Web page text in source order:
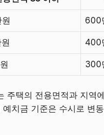
600
400
300
주택의 전용면적과 지역
치금 기준은 수시로 변